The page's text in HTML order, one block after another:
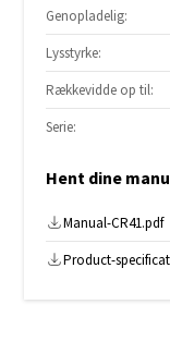
Genopladelig:
Lysstyrke:
Rækkevidde op til:
Serie:
Hent dine
Manual-CR41.pdf
Product-